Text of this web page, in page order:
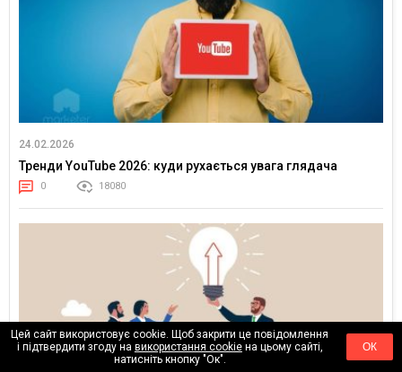
24.02.2026
Тренди YouTube 2026: куди рухається увага глядача
0 18080
Цей сайт використовує cookie. Щоб закрити це повідомлення
і підтвердити згоду на використання cookieна цьому сайті,
натисніть кнопку "Ок".
ОК